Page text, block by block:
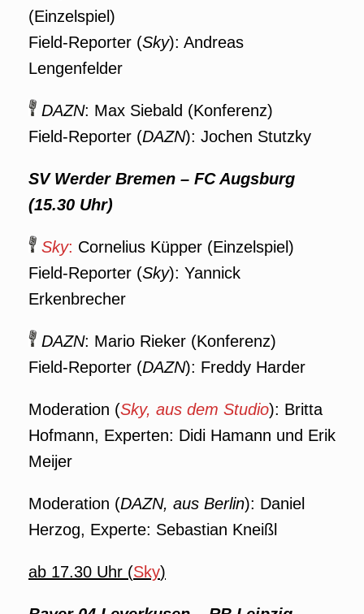
(Einzelspiel)
Field-Reporter (Sky): Andreas
Lengenfelder
DAZN: Max Siebald (Konferenz)
Field-Reporter (DAZN): Jochen Stutzky
SV Werder Bremen – FC Augsburg
(15.30 Uhr)
Sky: Cornelius Küpper (Einzelspiel)
Field-Reporter (Sky): Yannick
Erkenbrecher
DAZN: Mario Rieker (Konferenz)
Field-Reporter (DAZN): Freddy Harder
Moderation (Sky, aus dem Studio): Britta
Hofmann, Experten: Didi Hamann und Erik
Meijer
Moderation (DAZN, aus Berlin): Daniel
Herzog, Experte: Sebastian Kneißl
ab 17.30 Uhr (Sky)